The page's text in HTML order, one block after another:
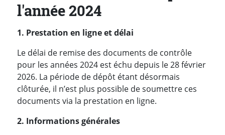
l'année 2024
1. Prestation en ligne et délai
Le délai de remise des documents de contrôle
pour les années 2024 est échu depuis le 28 février
2026. La période de dépôt étant désormais
clôturée, il n’est plus possible de soumettre ces
documents via la prestation en ligne.
2. Informations générales